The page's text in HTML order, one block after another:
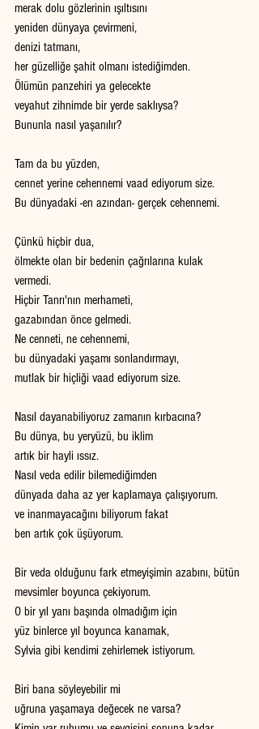
merak dolu gözlerinin ışıltısını
yeniden dünyaya çevirmeni,
denizi tatmanı,
her güzelliğe şahit olmanı istediğimden.
Ölümün panzehiri ya gelecekte
veyahut zihnimde bir yerde saklıysa?
Bununla nasıl yaşanılır?
Tam da bu yüzden,
cennet yerine cehennemi vaad ediyorum size.
Bu dünyadaki -en azından- gerçek cehennemi.
Çünkü hiçbir dua,
ölmekte olan bir bedenin çağrılarına kulak
vermedi.
Hiçbir Tanrı'nın merhameti,
gazabından önce gelmedi.
Ne cenneti, ne cehennemi,
bu dünyadaki yaşamı sonlandırmayı,
mutlak bir hiçliği vaad ediyorum size.
Nasıl dayanabiliyoruz zamanın kırbacına?
Bu dünya, bu yeryüzü, bu iklim
artık bir hayli ıssız.
Nasıl veda edilir bilemediğimden
dünyada daha az yer kaplamaya çalışıyorum.
ve inanmayacağını biliyorum fakat
ben artık çok üşüyorum.
Bir veda olduğunu fark etmeyişimin azabını, bütün
mevsimler boyunca çekiyorum.
O bir yıl yanı başında olmadığım için
yüz binlerce yıl boyunca kanamak,
Sylvia gibi kendimi zehirlemek istiyorum.
Biri bana söyleyebilir mi
uğruna yaşamaya değecek ne varsa?